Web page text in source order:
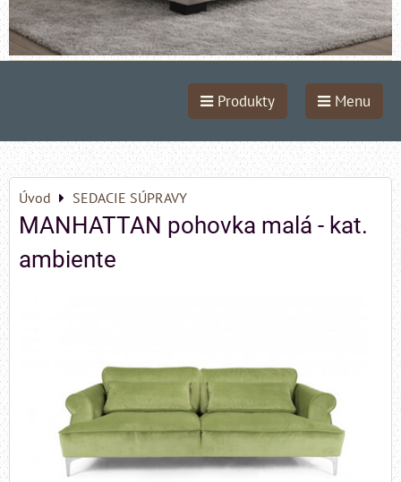
Produkty Menu
Úvod SEDACIE SÚPRAVY
MANHATTAN pohovka malá - kat.
ambiente